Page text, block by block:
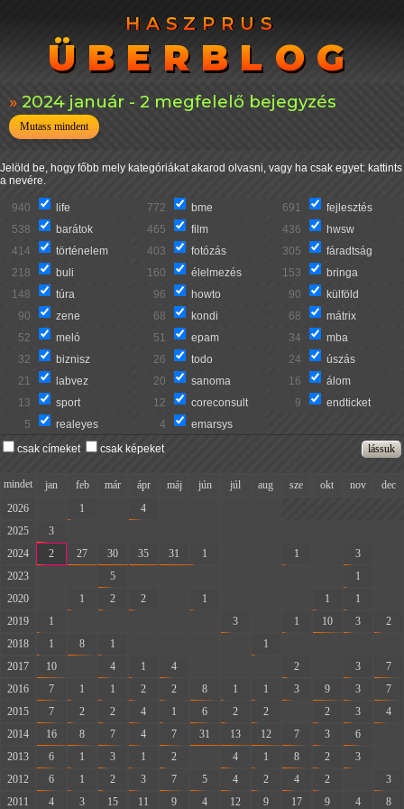
HASZPRUS
ÜBERBLOG
HASZPRUS
ÜBERBLOG
2024 január - 2 megfelelő bejegyzés
Mutass mindent
Jelöld be, hogy főbb mely kategóriákat akarod olvasni, vagy ha csak egyet: kattints
a nevére.
940 life 772 bme 691
fejlesztés
538
barátok 465 film 436
hwsw
414
történelem 403 fotózás 305
fáradtság
218
buli 160 élelmezés 153
bringa
148
túra 96 howto 90
külföld
90
zene 68 kondi 68
mátrix
52
meló 51 epam 34
mba
32
biznisz 26 todo 24
úszás
21
labvez 20 sanoma 16
álom
13
sport 12 coreconsult 9
endticket
5
realeyes 4
emarsys
csak címeket
csak képeket
mindet jan feb már ápr máj jún júl aug sze okt nov
dec
2026
1 4
2025
3
2024
2 27 30 35 31 1 1 3
2023
5 1
2020
1 2 2 1 1 1
2019
1 3 1 10 3
2
2018
1 8 1 1
2017
10 4 1 4 2 3
7
2016
7 1 1 2 2 8 1 1 3 9 3
7
2015
7 2 2 4 1 6 2 2 2 3
4
2014
16 8 7 4 7 31 13 12 7 3 6
2013
6 1 3 1 2 4 1 8 2 3
2012
6 1 2 3 7 5 4 2 4 2
3
2011
4 3 15 11 9 4 12 9 17 9 4
8